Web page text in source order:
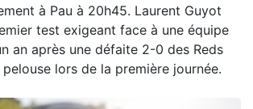
à Pau à 20h45. Laurent Guyot
test exigeant face à une équipe
an après une défaite 2-0 des Reds
lors de la première journée.